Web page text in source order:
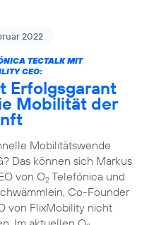
2022
TECTALK MIT
CEO:
Erfolgsgarant
Mobilität der
Mobilitätswende
Das können sich Markus
von O2Telefónica und
Co-Founder
von FlixMobility nicht